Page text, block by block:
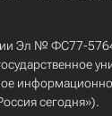
Эл № ФС77-
сегодня»).